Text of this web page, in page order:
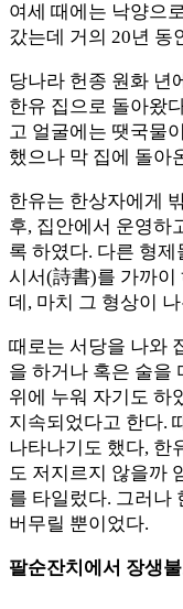
여세 때에는 낙양으
갔는데 거의 20년 동
당나라 헌종 원화 년
한유 집으로 돌아왔
고 얼굴에는 땟국물
했으나 막 집에 돌아
한유는 한상자에게
후, 집안에서 운영하
록 하였다. 다른 형
시서(詩書)를 가까이
데, 마치 그 형상이
때로는 서당을 나와
을 하거나 혹은 술을
위에 누워 자기도 하
지속되었다고 한다.
나타나기도 했다, 한
도 저지르지 않을까
를 타일렀다. 그러나
버무릴 뿐이었다.
팔순잔치에서 장생